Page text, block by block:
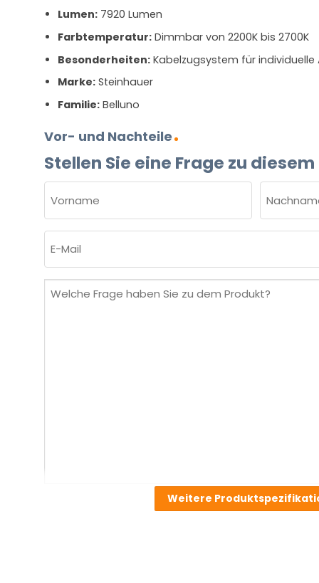
Lumen:7920 Lumen
Farbtemperatur:Dimmbar von 2200K bis 2700K
Besonderheiten:Kabelzugsystem für individuelle
Marke:Steinhauer
Familie:Belluno
Vor- und Nachteile
Stellen Sie eine Frage zu
(ERFORDERLICH)
Vorname
Mail
Welche
Weitere